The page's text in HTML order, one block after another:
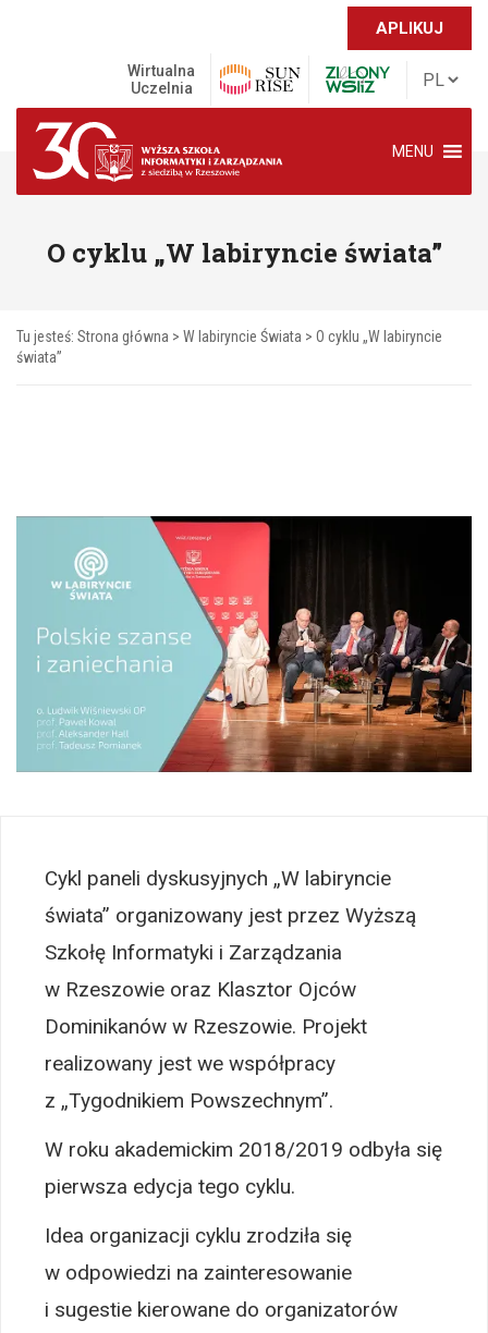
APLIKUJ
Wirtualna
Uczelnia
MENU
O cyklu „W labiryncie świata”
Tu jesteś: Strona główna > W labiryncie Świata > O cyklu „W labiryncie
świata”
Cykl paneli dyskusyjnych „W labiryncie
świata” organizowany jest przez Wyższą
Szkołę Informatyki i Zarządzania
w Rzeszowie oraz Klasztor Ojców
Dominikanów w Rzeszowie. Projekt
realizowany jest we współpracy
z „Tygodnikiem Powszechnym”.
W roku akademickim 2018/2019 odbyła się
pierwsza edycja tego cyklu.
Idea organizacji cyklu zrodziła się
w odpowiedzi na zainteresowanie
i sugestie kierowane do organizatorów